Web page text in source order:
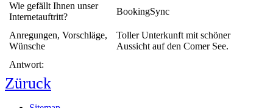
Wie gefällt Ihnen unser
Internetauftritt?
BookingSync
Anregungen, Vorschläge,
Wünsche
Toller Unterkunft mit schöner
Aussicht auf den Comer See.
Antwort:
Züruck